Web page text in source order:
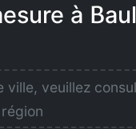
à
ville, veuillez